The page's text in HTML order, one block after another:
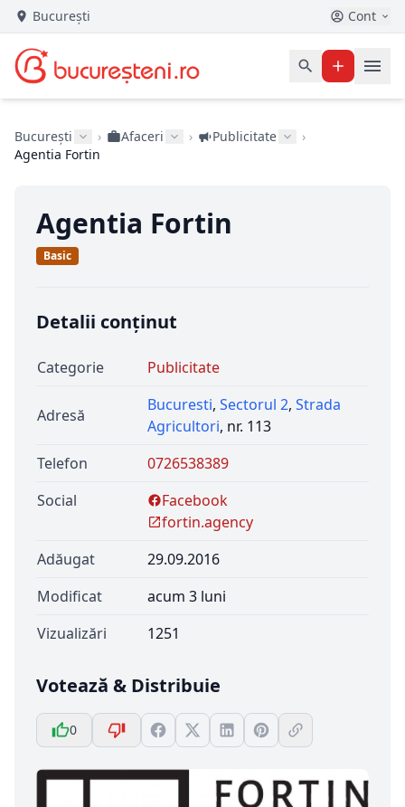
București Cont
București › Afaceri › Publicitate
›
Agentia Fortin
Agentia Fortin
Basic
Detalii conținut
Categorie Publicitate
Adresă
Bucuresti, Sectorul 2, Strada
Agricultori, nr. 113
Telefon
0726538389
Social
Facebook
fortin.agency
Adăugat
29.09.2016
Modificat
acum 3 luni
Vizualizări
1251
Votează & Distribuie
0